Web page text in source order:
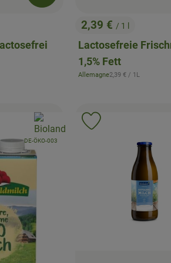
, Preis:
2,39 € / 1 l
Lactosefreie
1,5% Fett
, Herkunft:
Allemagne, Referenzpreis:
2,39 € / 1L
, Verband:
, Kontrollstelle:
DE-ÖKO-003
hinzufügen Produkt zu